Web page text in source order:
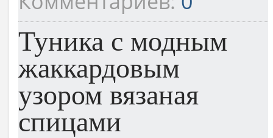
Туника с модным
жаккардовым
узором вязаная
спицами